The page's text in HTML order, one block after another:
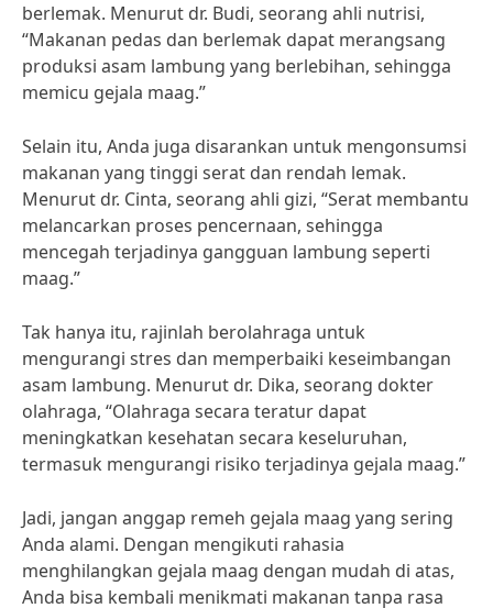
berlemak. Menurut dr. Budi, seorang ahli nutrisi,
“Makanan pedas dan berlemak dapat merangsang
produksi asam lambung yang berlebihan, sehingga
memicu gejala maag.”
Selain itu, Anda juga disarankan untuk mengonsumsi
makanan yang tinggi serat dan rendah lemak.
Menurut dr. Cinta, seorang ahli gizi, “Serat membantu
melancarkan proses pencernaan, sehingga
mencegah terjadinya gangguan lambung seperti
maag.”
Tak hanya itu, rajinlah berolahraga untuk
mengurangi stres dan memperbaiki keseimbangan
asam lambung. Menurut dr. Dika, seorang dokter
olahraga, “Olahraga secara teratur dapat
meningkatkan kesehatan secara keseluruhan,
termasuk mengurangi risiko terjadinya gejala maag.”
Jadi, jangan anggap remeh gejala maag yang sering
Anda alami. Dengan mengikuti rahasia
menghilangkan gejala maag dengan mudah di atas,
Anda bisa kembali menikmati makanan tanpa rasa